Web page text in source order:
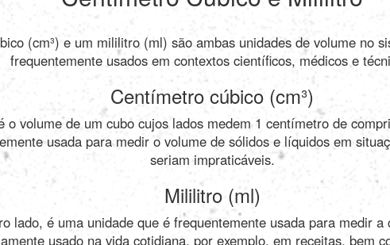
(cm³) e um mililitro (ml) são ambas unidades de volume no
frequentemente usados ​​em contextos científicos, médicos e
Centímetro cúbico (cm³)
o volume de um cubo cujos lados medem 1 centímetro de
usada para medir o volume de sólidos e líquidos em
seriam impraticáveis.
Mililitro (ml)
lado, é uma unidade que é frequentemente usada para medir a
usado na vida cotidiana, por exemplo, em receitas, bem